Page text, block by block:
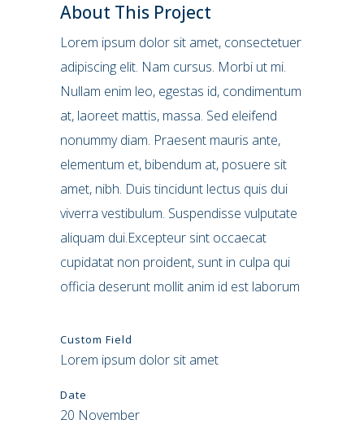
About This Project
Lorem ipsum dolor sit amet, consectetuer
adipiscing elit. Nam cursus. Morbi ut mi.
Nullam enim leo, egestas id, condimentum
at, laoreet mattis, massa. Sed eleifend
nonummy diam. Praesent mauris ante,
elementum et, bibendum at, posuere sit
amet, nibh. Duis tincidunt lectus quis dui
viverra vestibulum. Suspendisse vulputate
aliquam dui.Excepteur sint occaecat
cupidatat non proident, sunt in culpa qui
officia deserunt mollit anim id est laborum
Custom Field
Lorem ipsum dolor sit amet
Date
20 November